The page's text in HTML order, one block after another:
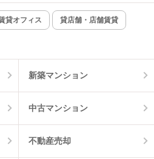
貸オフィス 貸店舗・店舗賃貸
新築マンション
中古マンション
不動産売却